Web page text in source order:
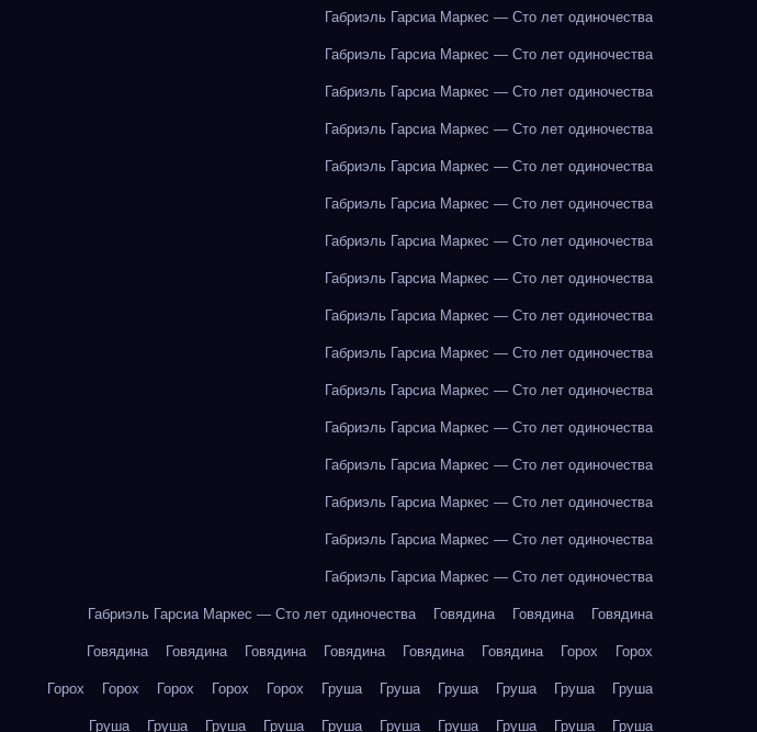
Габриэль Гарсиа Маркес — Сто лет одиночества
Габриэль Гарсиа Маркес — Сто лет одиночества
Габриэль Гарсиа Маркес — Сто лет одиночества
Габриэль Гарсиа Маркес — Сто лет одиночества
Габриэль Гарсиа Маркес — Сто лет одиночества
Габриэль Гарсиа Маркес — Сто лет одиночества
Габриэль Гарсиа Маркес — Сто лет одиночества
Габриэль Гарсиа Маркес — Сто лет одиночества
Габриэль Гарсиа Маркес — Сто лет одиночества
Габриэль Гарсиа Маркес — Сто лет одиночества
Габриэль Гарсиа Маркес — Сто лет одиночества
Габриэль Гарсиа Маркес — Сто лет одиночества
Габриэль Гарсиа Маркес — Сто лет одиночества
Габриэль Гарсиа Маркес — Сто лет одиночества
Габриэль Гарсиа Маркес — Сто лет одиночества
Габриэль Гарсиа Маркес — Сто лет одиночества
Габриэль Гарсиа Маркес — Сто лет одиночества Говядина Говядина Говядина
Говядина Говядина Говядина Говядина Говядина Говядина Горох Горох
Горох Горох Горох Горох Горох Груша Груша Груша Груша Груша Груша
Груша Груша Груша Груша Груша Груша Груша Груша Груша Груша